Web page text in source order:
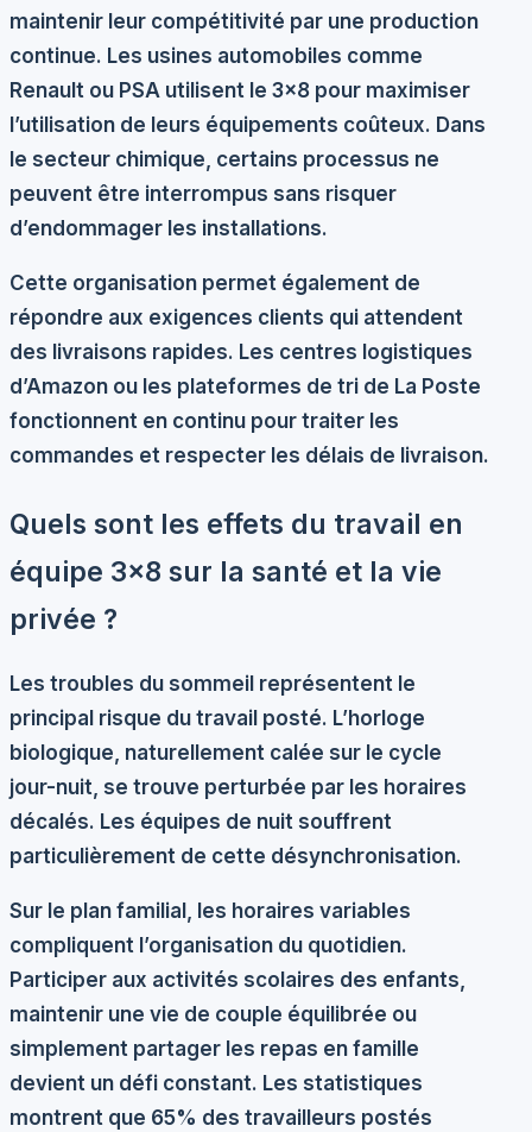
maintenir leur compétitivité par une production
continue. Les usines automobiles comme
Renault ou PSA utilisent le 3×8 pour maximiser
l’utilisation de leurs équipements coûteux. Dans
le secteur chimique, certains processus ne
peuvent être interrompus sans risquer
d’endommager les installations.
Cette organisation permet également de
répondre aux exigences clients qui attendent
des livraisons rapides. Les centres logistiques
d’Amazon ou les plateformes de tri de La Poste
fonctionnent en continu pour traiter les
commandes et respecter les délais de livraison.
Quels sont les effets du travail en
équipe 3×8 sur la santé et la vie
privée ?
Les troubles du sommeil représentent le
principal risque du travail posté. L’horloge
biologique, naturellement calée sur le cycle
jour-nuit, se trouve perturbée par les horaires
décalés. Les équipes de nuit souffrent
particulièrement de cette désynchronisation.
Sur le plan familial, les horaires variables
compliquent l’organisation du quotidien.
Participer aux activités scolaires des enfants,
maintenir une vie de couple équilibrée ou
simplement partager les repas en famille
devient un défi constant. Les statistiques
montrent que 65% des travailleurs postés